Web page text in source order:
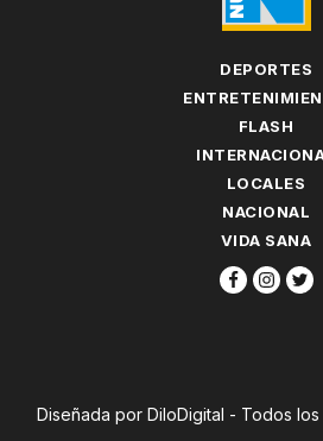
DEPORTES
FLASH
LOCALES
NACIONAL
VIDA SANA
Diseñada por DiloDigital - Todos